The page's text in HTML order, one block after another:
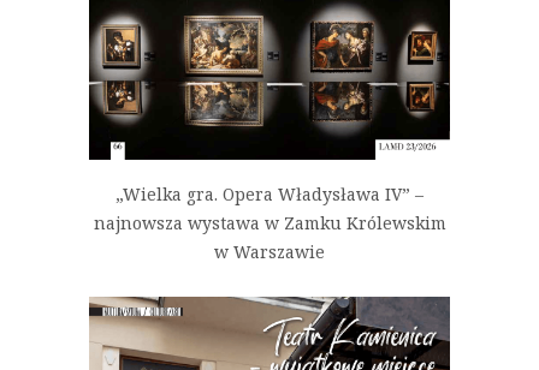
„Wielka gra. Opera Władysława IV” –
najnowsza wystawa w Zamku Królewskim
w Warszawie